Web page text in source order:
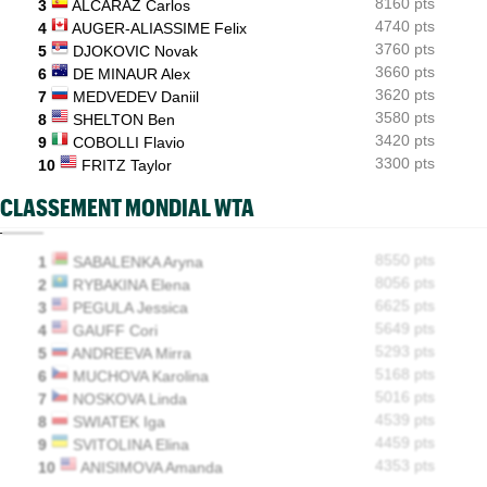
11:33
WTA - Toronto
Sabalenka, Swiatek, Pegula ce samedi : horaires et diffusion
TV
3
ALCARAZ Carlos
4
AUGER-ALIASSIME Felix
4740 pts
5
DJOKOVIC Novak
3760 pts
6
DE MINAUR Alex
3660 pts
7
MEDVEDEV Daniil
3620 pts
8
SHELTON Ben
3580 pts
9
COBOLLI Flavio
3420 pts
10
FRITZ Taylor 3300 pts
CLASSEMENT MONDIAL WTA
1 SABALENKA Aryna
8550 pts
2
RYBAKINA Elena
8056 pts
3
PEGULA Jessica
6625 pts
4
GAUFF Cori
5649 pts
5
ANDREEVA Mirra
5293 pts
6
MUCHOVA Karolina
5168 pts
7
NOSKOVA Linda
5016 pts
8
SWIATEK Iga
4539 pts
9
SVITOLINA Elina
4459 pts
10
ANISIMOVA Amanda 4353 pts